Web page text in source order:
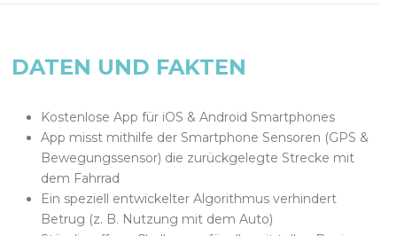
DATEN UND FAKTEN
Kostenlose App für iOS & Android Smartphones
App misst mithilfe der Smartphone Sensoren (GPS &
Bewegungssensor) die zurückgelegte Strecke mit
dem Fahrrad
Ein speziell entwickelter Algorithmus verhindert
Betrug (z. B. Nutzung mit dem Auto)